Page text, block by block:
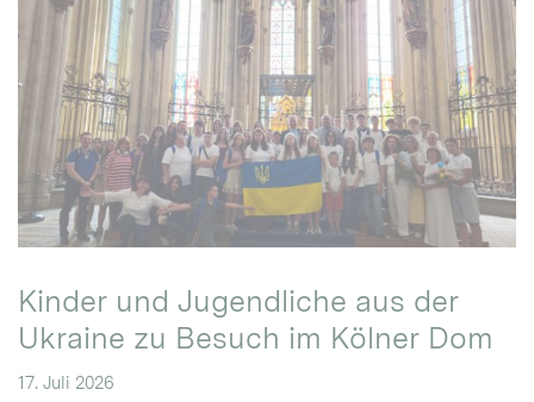
Kinder und Jugendliche aus der
Ukraine zu Besuch im Kölner Dom
17. Juli 2026